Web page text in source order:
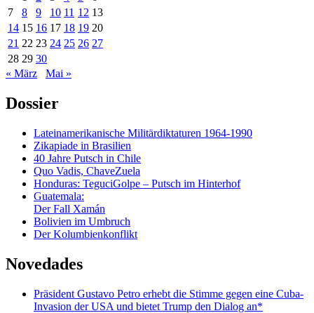
7
8 9 10 11 12 13
14 15 16 17 18 19 20
21 22 23 24 25 26 27
28 29 30
« März
Mai »
Dossier
Lateinamerikanische Militärdiktaturen 1964-1990
Zikapiade in Brasilien
40 Jahre Putsch in Chile
Quo Vadis, ChaveZuela
Honduras: TeguciGolpe – Putsch im Hinterhof
Guatemala:
Der Fall Xamán
Bolivien im Umbruch
Der Kolumbienkonflikt
Novedades
Präsident Gustavo Petro erhebt die Stimme gegen eine Cuba-
Invasion der USA und bietet Trump den Dialog an*